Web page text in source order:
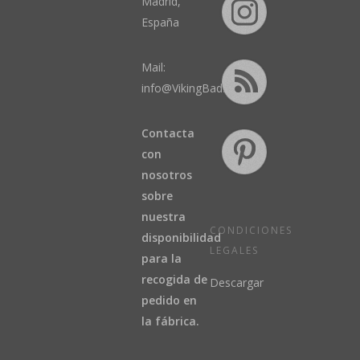
España
Mail:
info@VikingBad.es
Contacta
con
nosotros
sobre
nuestra
disponibilidad
para la
recogida de
pedido en
la fábrica.
CONDICIONES
LEGALES
Descargar